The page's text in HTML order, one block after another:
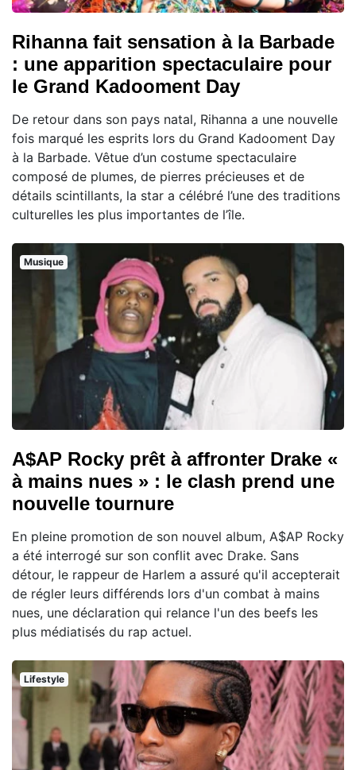
Rihanna fait sensation à la Barbade
: une apparition spectaculaire pour
le Grand Kadooment Day
De retour dans son pays natal, Rihanna a une nouvelle
fois marqué les esprits lors du Grand Kadooment Day
à la Barbade. Vêtue d’un costume spectaculaire
composé de plumes, de pierres précieuses et de
détails scintillants, la star a célébré l’une des traditions
culturelles les plus importantes de l’île.
Musique
A$AP Rocky prêt à affronter Drake «
à mains nues » : le clash prend une
nouvelle tournure
En pleine promotion de son nouvel album, A$AP Rocky
a été interrogé sur son conflit avec Drake. Sans
détour, le rappeur de Harlem a assuré qu'il accepterait
de régler leurs différends lors d'un combat à mains
nues, une déclaration qui relance l'un des beefs les
plus médiatisés du rap actuel.
Lifestyle